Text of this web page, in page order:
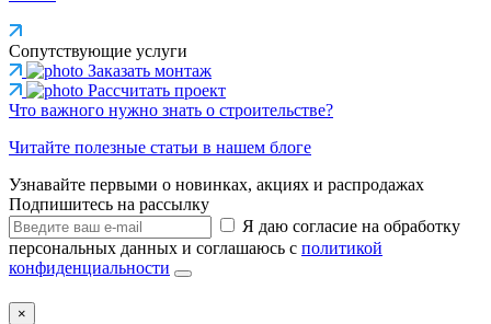
Сопутствующие услуги
Заказать монтаж
Рассчитать проект
Что важного нужно знать о строительстве?
Читайте полезные статьи в нашем блоге
Узнавайте первыми о новинках, акциях и распродажах
Подпишитесь на рассылку
Я даю согласие на обработку
персональных данных и соглашаюсь с политикой
конфиденциальности
×